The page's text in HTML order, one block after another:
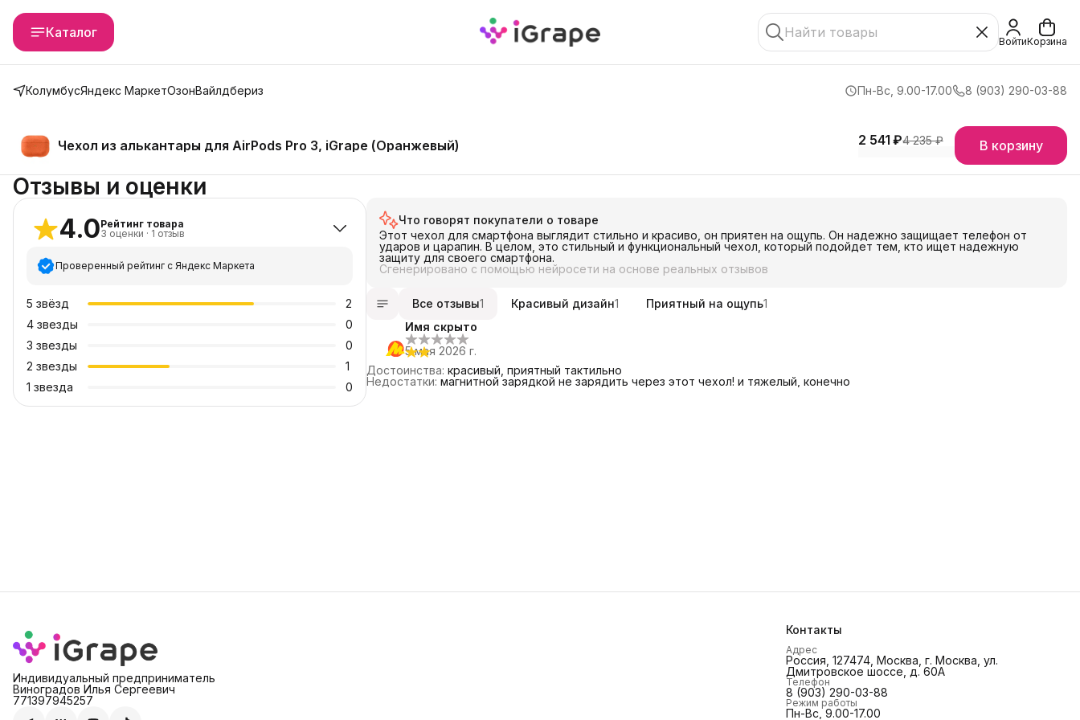
Каталог
ВойтиКорзина
КолумбусЯндекс МаркетОзонВайлдбериз Пн-Вс, 9.00-17.00 8 (903) 290-03-88
Чехол из алькантары для AirPods Pro 3, iGrape (Оранжевый) 2 541 ₽4 235 ₽ В корзину
Отзывы и оценки
4.0Рейтинг товара
3 оценки · 1 отзыв
Проверенный рейтинг с Яндекс Маркета
5 звёзд
2
4 звезды
0
3 звезды
0
2 звезды
1
1 звезда 0
Что говорят покупатели о товаре
Этот чехол для смартфона выглядит стильно и красиво, он приятен на ощупь. Он надежно защищает телефон от
ударов и царапин. В целом, это стильный и функциональный чехол, который подойдет тем, кто ищет надежную
защиту для своего смартфона.
Сгенерировано с помощью нейросети на основе реальных отзывов
Все отзывы1 Красивый дизайн1 Приятный на ощупь1
Имя скрыто
5 мая 2026 г.
Достоинства: красивый, приятный тактильно
Недостатки: магнитной зарядкой не зарядить через этот чехол! и тяжелый, конечно
Индивидуальный предприниматель
Виноградов Илья Сергеевич
771397945257
Контакты
Адрес
Россия, 127474, Москва, г. Москва, ул.
Дмитровское шоссе, д. 60А
Телефон
8 (903) 290-03-88
Режим работы
Пн-Вс, 9.00-17.00